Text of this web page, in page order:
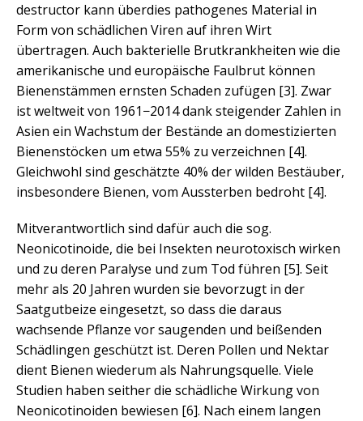
destructor kann überdies pathogenes Material in
Form von schädlichen Viren auf ihren Wirt
übertragen. Auch bakterielle Brutkrankheiten wie die
amerikanische und europäische Faulbrut können
Bienenstämmen ernsten Schaden zufügen [3]. Zwar
ist weltweit von 1961−2014 dank steigender Zahlen in
Asien ein Wachstum der Bestände an domestizierten
Bienenstöcken um etwa 55% zu verzeichnen [4].
Gleichwohl sind geschätzte 40% der wilden Bestäuber,
insbesondere Bienen, vom Aussterben bedroht [4].
Mitverantwortlich sind dafür auch die sog.
Neonicotinoide, die bei Insekten neurotoxisch wirken
und zu deren Paralyse und zum Tod führen [5]. Seit
mehr als 20 Jahren wurden sie bevorzugt in der
Saatgutbeize eingesetzt, so dass die daraus
wachsende Pflanze vor saugenden und beißenden
Schädlingen geschützt ist. Deren Pollen und Nektar
dient Bienen wiederum als Nahrungsquelle. Viele
Studien haben seither die schädliche Wirkung von
Neonicotinoiden bewiesen [6]. Nach einem langen